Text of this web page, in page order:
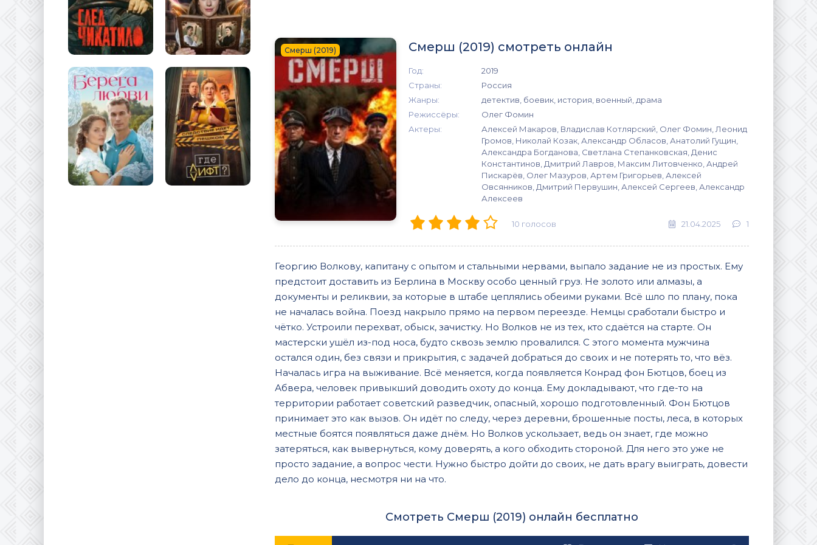
Смерш (2019) Смерш (2019) смотреть онлайн
Год:
2019
Страны:
Россия
Жанры:
детектив, боевик, история, военный, драма
Режиссёры:
Олег Фомин
Актеры:
Алексей Макаров, Владислав Котлярский, Олег Фомин, Леонид
Громов, Николай Козак, Александр Обласов, Анатолий Гущин,
Александра Богданова, Светлана Степанковская, Денис
Константинов, Дмитрий Лавров, Максим Литовченко, Андрей
Пискарёв, Олег Мазуров, Артем Григорьев, Алексей
Овсянников, Дмитрий Первушин, Алексей Сергеев, Александр
Алексеев
10 голосов 21.04.2025 1
Георгию Волкову, капитану с опытом и стальными нервами, выпало задание не из простых. Ему
предстоит доставить из Берлина в Москву особо ценный груз. Не золото или алмазы, а
документы и реликвии, за которые в штабе цеплялись обеими руками. Всё шло по плану, пока
не началась война. Поезд накрыло прямо на первом переезде. Немцы сработали быстро и
чётко. Устроили перехват, обыск, зачистку. Но Волков не из тех, кто сдаётся на старте. Он
мастерски ушёл из-под носа, будто сквозь землю провалился. С этого момента мужчина
остался один, без связи и прикрытия, с задачей добраться до своих и не потерять то, что вёз.
Началась игра на выживание. Всё меняется, когда появляется Конрад фон Бютцов, боец из
Абвера, человек привыкший доводить охоту до конца. Ему докладывают, что где-то на
территории работает советский разведчик, опасный, хорошо подготовленный. Фон Бютцов
принимает это как вызов. Он идёт по следу, через деревни, брошенные посты, леса, в которых
местные боятся появляться даже днём. Но Волков ускользает, ведь он знает, где можно
затеряться, как вывернуться, кому доверять, а кого обходить стороной. Для него это уже не
просто задание, а вопрос чести. Нужно быстро дойти до своих, не дать врагу выиграть, довести
дело до конца, несмотря ни на что.
Смотреть Смерш (2019) онлайн бесплатно